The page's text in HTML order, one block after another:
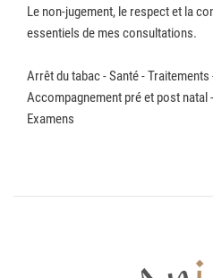
Le non-jugement, le respect et la
essentiels de mes consultations.
Arrêt du tabac - Santé -
Accompagnement pré et post natal
Examens